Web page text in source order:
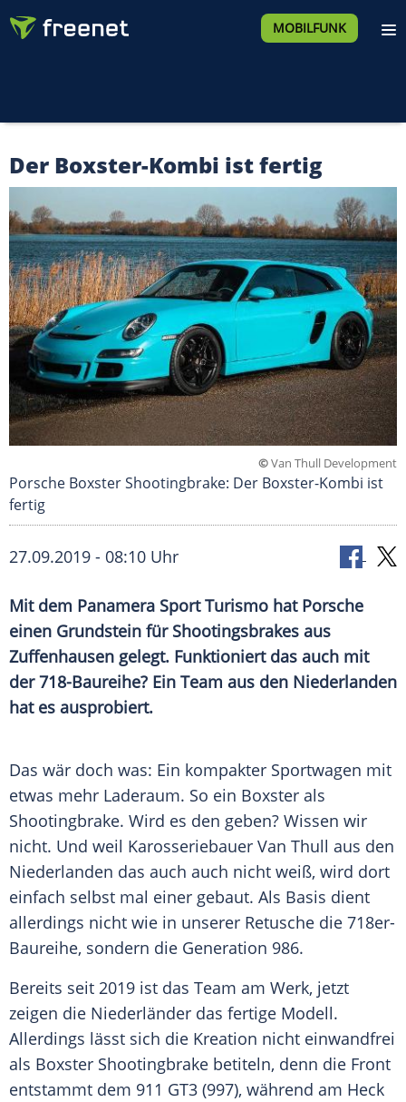
MOBILFUNK
Der Boxster-Kombi ist fertig
©Van Thull Development
Porsche Boxster Shootingbrake: Der Boxster-Kombi ist
fertig
27.09.2019 - 08:10 Uhr
Mit dem Panamera Sport Turismo hat Porsche
einen Grundstein für Shootingsbrakes aus
Zuffenhausen gelegt. Funktioniert das auch mit
der 718-Baureihe? Ein Team aus den Niederlanden
hat es ausprobiert.
Das wär doch was: Ein kompakter Sportwagen mit
etwas mehr Laderaum. So ein Boxster als
Shootingbrake. Wird es den geben? Wissen wir
nicht. Und weil Karosseriebauer Van Thull aus den
Niederlanden das auch auch nicht weiß, wird dort
einfach selbst mal einer gebaut. Als Basis dient
allerdings nicht wie in unserer Retusche die 718er-
Baureihe, sondern die Generation 986.
Bereits seit 2019 ist das Team am Werk, jetzt
zeigen die Niederländer das fertige Modell.
Allerdings lässt sich die Kreation nicht einwandfrei
als Boxster Shootingbrake betiteln, denn die Front
entstammt dem 911 GT3 (997), während am Heck